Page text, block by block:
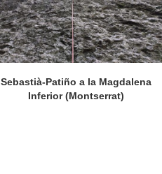
Sebastià-Patiño a la Magdalena
Inferior (Montserrat)